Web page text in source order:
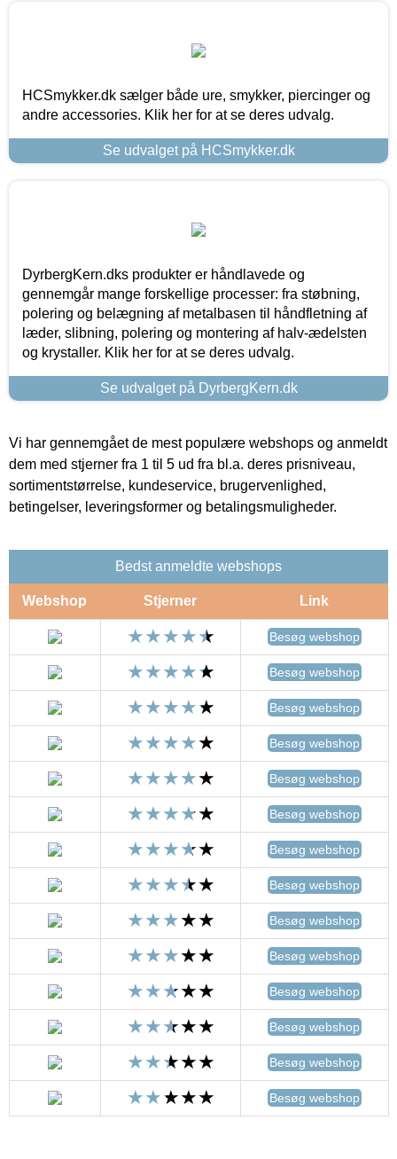
HCSmykker.dk sælger både ure, smykker, piercinger og
andre accessories. Klik her for at se deres udvalg.
Se udvalget på HCSmykker.dk
DyrbergKern.dks produkter er håndlavede og
gennemgår mange forskellige processer: fra støbning,
polering og belægning af metalbasen til håndfletning af
læder, slibning, polering og montering af halv-ædelsten
og krystaller. Klik her for at se deres udvalg.
Se udvalget på DyrbergKern.dk
Vi har gennemgået de mest populære webshops og anmeldt
dem med stjerner fra 1 til 5 ud fra bl.a. deres prisniveau,
sortimentstørrelse, kundeservice, brugervenlighed,
betingelser, leveringsformer og betalingsmuligheder.
Bedst anmeldte webshops
Webshop Stjerner Link
Besøg webshop
Besøg webshop
Besøg webshop
Besøg webshop
Besøg webshop
Besøg webshop
Besøg webshop
Besøg webshop
Besøg webshop
Besøg webshop
Besøg webshop
Besøg webshop
Besøg webshop
Besøg webshop